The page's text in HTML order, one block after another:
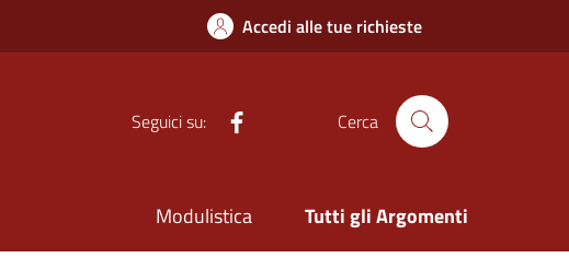
Accedi alle tue richieste
Seguici su: Cerca
Modulistica Tutti gli Argomenti